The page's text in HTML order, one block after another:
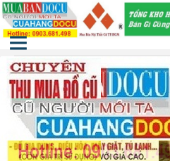
Menu
Trang chủ
MUA THANH LÝ HÀNG CÔNG TY
MUA THANH LÝ NHÀ HÀNG, CAFE
MUA NỘI THẤT GIA ĐÌNH CŨ
MUA THANH LÝ - DỊCH VỤ KHÁC